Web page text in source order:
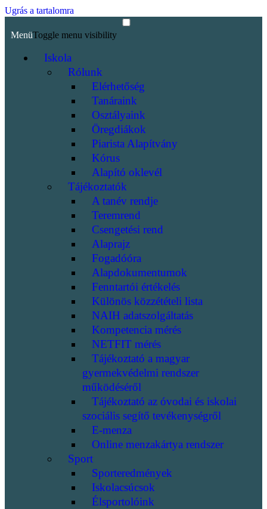
Ugrás a tartalomra
MenüToggle menu visibility
Iskola
Rólunk
Elérhetőség
Tanáraink
Osztályaink
Öregdiákok
Piarista Alapítvány
Kórus
Alapító oklevél
Tájékoztatók
A tanév rendje
Teremrend
Csengetési rend
Alaprajz
Fogadóóra
Alapdokumentumok
Fenntartói értékelés
Különös közzétételi lista
NAIH adatszolgáltatás
Kompetencia mérés
NETFIT mérés
Tájékoztató a magyar
gyermekvédelmi rendszer
működéséről
Tájékoztató az óvodai és iskolai
szociális segítő tevékenységről
E-menza
Online menzakártya rendszer
Sport
Sporteredmények
Iskolacsúcsok
Élsportolóink